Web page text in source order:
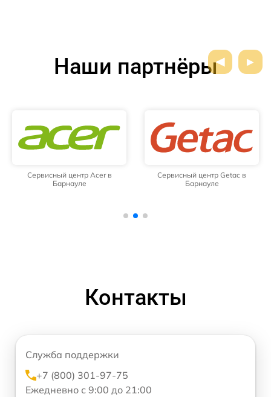
Наши партнёры
Сервисный центр Acer в
Барнауле
Сервисный центр Getac в
Барнауле
Контакты
Служба поддержки
+7 (800) 301-97-75
Ежедневно с 9:00 до 21:00